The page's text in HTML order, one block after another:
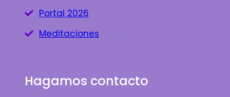
Portal 2026
Meditaciones
Hagamos contacto